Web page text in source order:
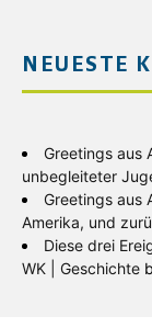
NEUESTE
Greetings aus
unbegleiteter
Greetings aus
Amerika, und
Diese drei
WK | Geschichte